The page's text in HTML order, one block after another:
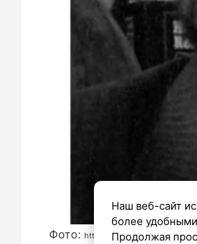
Фото: https://vk.ru/wall-
Наш веб-сайт
более удобными
Продолжая